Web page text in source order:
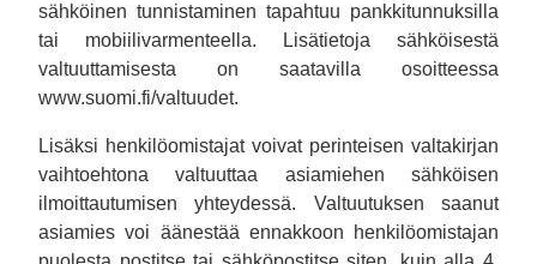
sähköinen tunnistaminen tapahtuu pankkitunnuksilla
tai mobiilivarmenteella. Lisätietoja sähköisestä
valtuuttamisesta on saatavilla osoitteessa
www.suomi.fi/valtuudet.
Lisäksi henkilöomistajat voivat perinteisen valtakirjan
vaihtoehtona valtuuttaa asiamiehen sähköisen
ilmoittautumisen yhteydessä. Valtuutuksen saanut
asiamies voi äänestää ennakkoon henkilöomistajan